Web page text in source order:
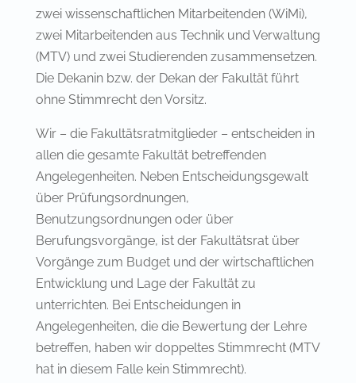
zwei wissenschaftlichen Mitarbeitenden (WiMi),
zwei Mitarbeitenden aus Technik und Verwaltung
(MTV) und zwei Studierenden zusammensetzen.
Die Dekanin bzw. der Dekan der Fakultät führt
ohne Stimmrecht den Vorsitz.
Wir – die Fakultätsratmitglieder – entscheiden in
allen die gesamte Fakultät betreffenden
Angelegenheiten. Neben Entscheidungsgewalt
über Prüfungsordnungen,
Benutzungsordnungen oder über
Berufungsvorgänge, ist der Fakultätsrat über
Vorgänge zum Budget und der wirtschaftlichen
Entwicklung und Lage der Fakultät zu
unterrichten. Bei Entscheidungen in
Angelegenheiten, die die Bewertung der Lehre
betreffen, haben wir doppeltes Stimmrecht (MTV
hat in diesem Falle kein Stimmrecht).